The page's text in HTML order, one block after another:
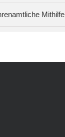
Mithilfe